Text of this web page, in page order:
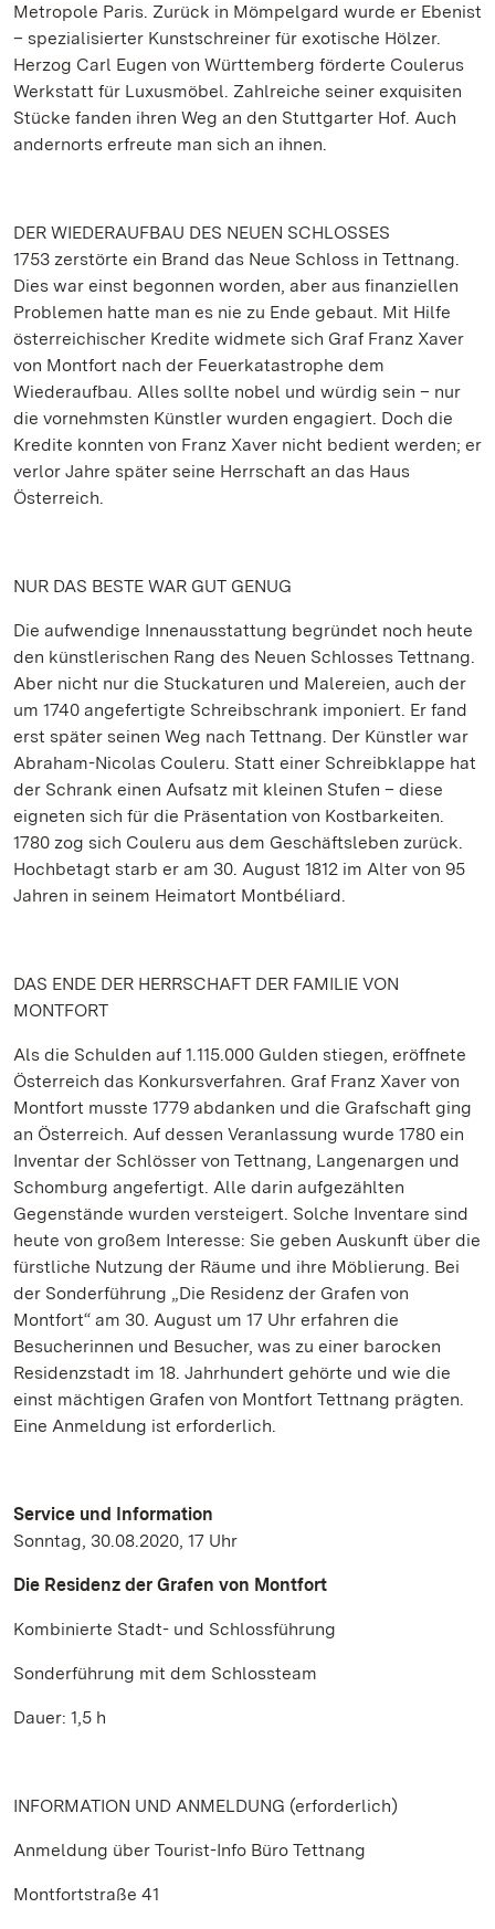
Metropole Paris. Zurück in Mömpelgard wurde er Ebenist
– spezialisierter Kunstschreiner für exotische Hölzer.
Herzog Carl Eugen von Württemberg förderte Coulerus
Werkstatt für Luxusmöbel. Zahlreiche seiner exquisiten
Stücke fanden ihren Weg an den Stuttgarter Hof. Auch
andernorts erfreute man sich an ihnen.
DER WIEDERAUFBAU DES NEUEN SCHLOSSES
1753 zerstörte ein Brand das Neue Schloss in Tettnang.
Dies war einst begonnen worden, aber aus finanziellen
Problemen hatte man es nie zu Ende gebaut. Mit Hilfe
österreichischer Kredite widmete sich Graf Franz Xaver
von Montfort nach der Feuerkatastrophe dem
Wiederaufbau. Alles sollte nobel und würdig sein – nur
die vornehmsten Künstler wurden engagiert. Doch die
Kredite konnten von Franz Xaver nicht bedient werden; er
verlor Jahre später seine Herrschaft an das Haus
Österreich.
NUR DAS BESTE WAR GUT GENUG
Die aufwendige Innenausstattung begründet noch heute
den künstlerischen Rang des Neuen Schlosses Tettnang.
Aber nicht nur die Stuckaturen und Malereien, auch der
um 1740 angefertigte Schreibschrank imponiert. Er fand
erst später seinen Weg nach Tettnang. Der Künstler war
Abraham-Nicolas Couleru. Statt einer Schreibklappe hat
der Schrank einen Aufsatz mit kleinen Stufen – diese
eigneten sich für die Präsentation von Kostbarkeiten.
1780 zog sich Couleru aus dem Geschäftsleben zurück.
Hochbetagt starb er am 30. August 1812 im Alter von 95
Jahren in seinem Heimatort Montbéliard.
DAS ENDE DER HERRSCHAFT DER FAMILIE VON
MONTFORT
Als die Schulden auf 1.115.000 Gulden stiegen, eröffnete
Österreich das Konkursverfahren. Graf Franz Xaver von
Montfort musste 1779 abdanken und die Grafschaft ging
an Österreich. Auf dessen Veranlassung wurde 1780 ein
Inventar der Schlösser von Tettnang, Langenargen und
Schomburg angefertigt. Alle darin aufgezählten
Gegenstände wurden versteigert. Solche Inventare sind
heute von großem Interesse: Sie geben Auskunft über die
fürstliche Nutzung der Räume und ihre Möblierung. Bei
der Sonderführung „Die Residenz der Grafen von
Montfort“ am 30. August um 17 Uhr erfahren die
Besucherinnen und Besucher, was zu einer barocken
Residenzstadt im 18. Jahrhundert gehörte und wie die
einst mächtigen Grafen von Montfort Tettnang prägten.
Eine Anmeldung ist erforderlich.
Service und Information
Sonntag, 30.08.2020, 17 Uhr
Die Residenz der Grafen von Montfort
Kombinierte Stadt- und Schlossführung
Sonderführung mit dem Schlossteam
Dauer: 1,5 h
INFORMATION UND ANMELDUNG (erforderlich)
Anmeldung über Tourist-Info Büro Tettnang
Montfortstraße 41